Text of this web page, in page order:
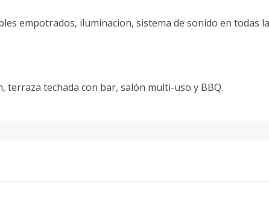
empotrados, iluminacion, sistema de sonido en todas
terraza techada con bar, salón multi-uso y BBQ.